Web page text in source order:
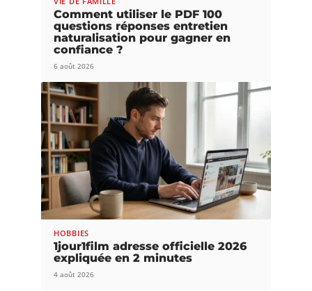
Comment utiliser le PDF 100
questions réponses entretien
naturalisation pour gagner en
confiance ?
6 août 2026
HOBBIES
1jour1film adresse officielle 2026
expliquée en 2 minutes
4 août 2026